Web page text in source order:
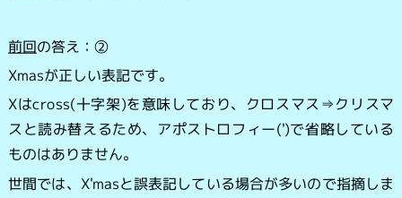
前回の答え：②
Xmasが正しい表記です。
Xはcross(十字架)を意味しており、クロスマス⇒クリスマ
スと読み替えるため、アポストロフィー(')で省略している
ものはありません。
世間では、X'masと誤表記している場合が多いので指摘しま